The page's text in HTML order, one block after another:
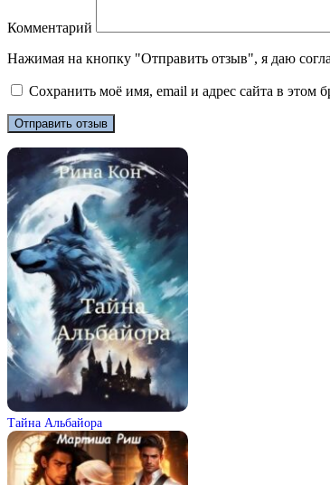
Комментарий
Нажимая на кнопку "Отправить отзыв", я даю
Сохранить моё имя, email и адрес сайта в этом
Тайна Альбайора